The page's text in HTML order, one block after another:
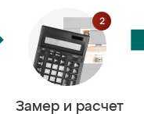
Замер и расчет